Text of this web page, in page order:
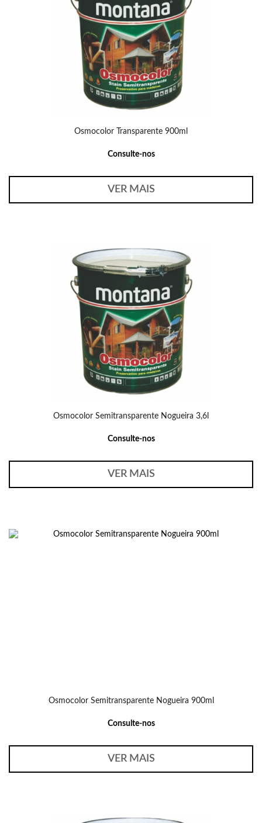
Osmocolor Transparente 900ml
Consulte-nos
VER MAIS
Osmocolor Semitransparente Nogueira 3,6l
Consulte-nos
VER MAIS
Osmocolor Semitransparente Nogueira 900ml
Consulte-nos
VER MAIS